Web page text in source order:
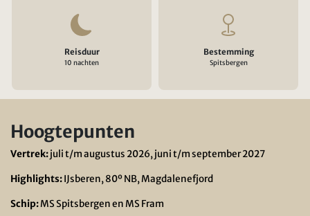
Reisduur
10 nachten
Bestemming
Spitsbergen
Hoogtepunten
Vertrek:juli t/m augustus 2026, juni t/m september 2027
Highlights:IJsberen, 80º NB, Magdalenefjord
Schip:MS Spitsbergen en MS Fram